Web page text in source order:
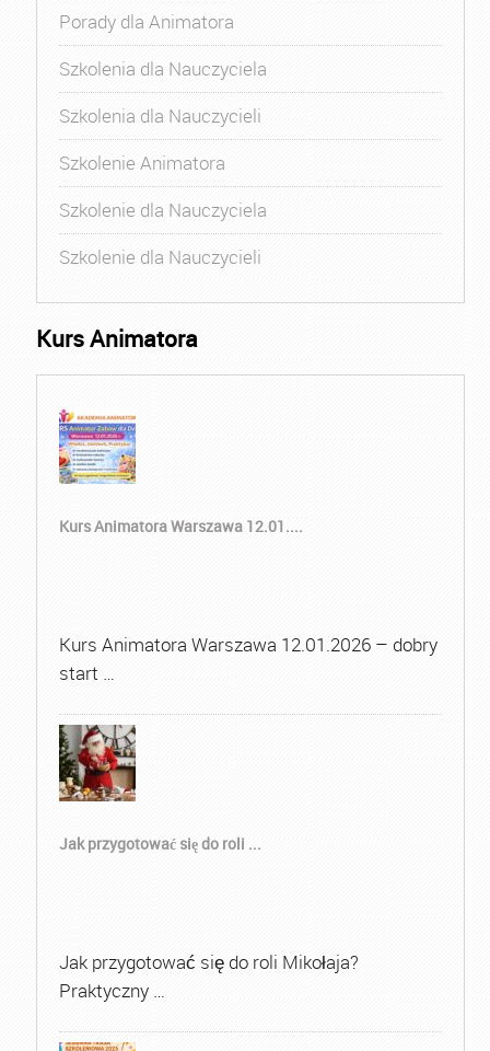
Porady dla Animatora
Szkolenia dla Nauczyciela
Szkolenia dla Nauczycieli
Szkolenie Animatora
Szkolenie dla Nauczyciela
Szkolenie dla Nauczycieli
Kurs Animatora
Kurs Animatora Warszawa 12.01....
Kurs Animatora Warszawa 12.01.2026 – dobry
start …
Jak przygotować się do roli ...
Jak przygotować się do roli Mikołaja?
Praktyczny …